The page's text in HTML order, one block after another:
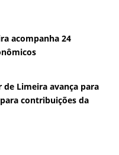
acompanha 24
de Limeira avança para
contribuições da